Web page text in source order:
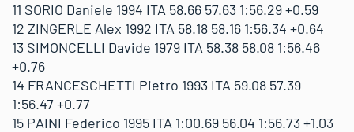
11 SORIO Daniele 1994 ITA 58.66 57.63 1:56.29 +0.59
12 ZINGERLE Alex 1992 ITA 58.18 58.16 1:56.34 +0.64
13 SIMONCELLI Davide 1979 ITA 58.38 58.08 1:56.46
+0.76
14 FRANCESCHETTI Pietro 1993 ITA 59.08 57.39
1:56.47 +0.77
15 PAINI Federico 1995 ITA 1:00.69 56.04 1:56.73 +1.03